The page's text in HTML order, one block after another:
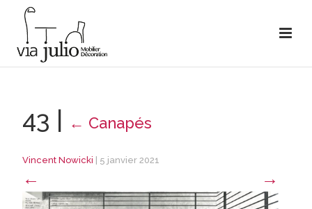
43 | ← Canapés
Vincent Nowicki 5 janvier 2021
← →